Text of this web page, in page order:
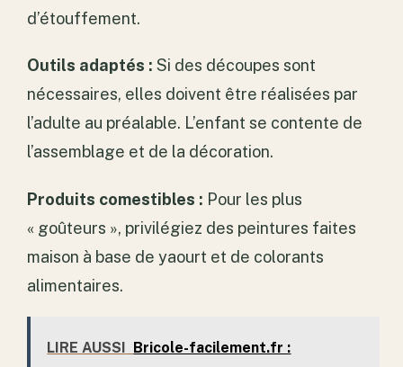
d’étouffement.
Outils adaptés : Si des découpes sont
nécessaires, elles doivent être réalisées par
l’adulte au préalable. L’enfant se contente de
l’assemblage et de la décoration.
Produits comestibles : Pour les plus
« goûteurs », privilégiez des peintures faites
maison à base de yaourt et de colorants
alimentaires.
LIRE AUSSI Bricole-facilement.fr :